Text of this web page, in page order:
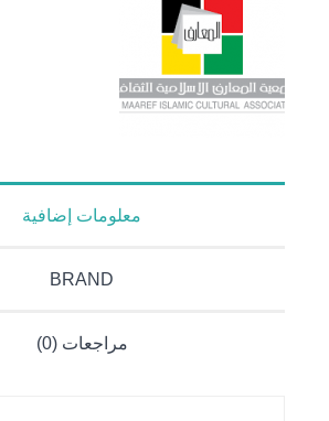
معلومات إضافية
BRAND
مراجعات (0)